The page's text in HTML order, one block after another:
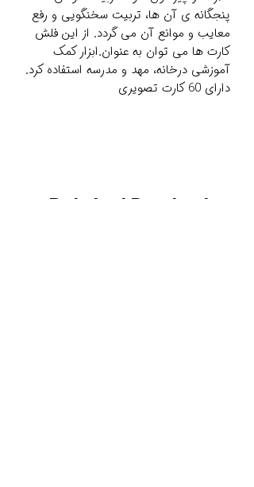
پنجگانه ی آن ها، تربیت سخنگویی و رفع
معایب و موانع آن می گردد. از این فلش
کارت ها می توان به عنوان.ابزار کمک
آموزشی درخانه، مهد و مدرسه استفاده کرد.
دارای 60 کارت تصویری
Related Products